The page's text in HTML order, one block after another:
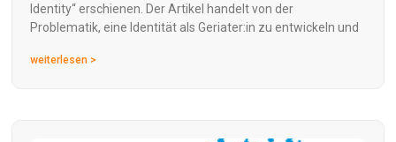
Identity“ erschienen. Der Artikel handelt von der
Problematik, eine Identität als Geriater:in zu entwickeln und
weiterlesen >